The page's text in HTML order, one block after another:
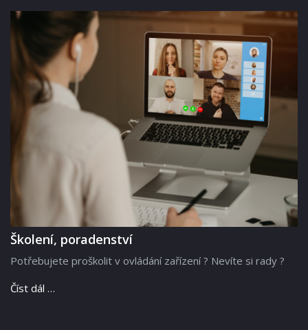
Školení, poradenství
Potřebujete proškolit v ovládání zařízení ? Nevíte si rady ?
Číst dál …